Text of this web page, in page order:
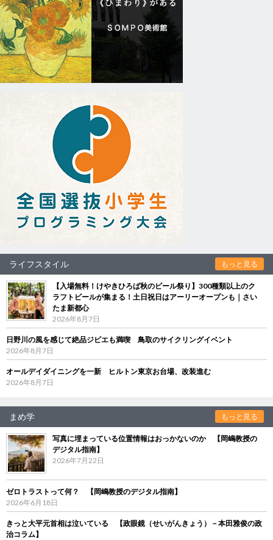
ライフスタイル もっと見る
【入場無料！けやきひろば秋のビール祭り】300種類以上のク
ラフトビールが集まる！土日祝日はアーリーオープンも｜さい
たま新都心
2026年8月7日
日野川の風を感じて絶品ジビエも満喫 鳥取のサイクリングイベント
2026年8月7日
オールデイダイニングを一新 ヒルトン東京お台場、改装進む
2026年8月7日
まめ学 もっと見る
写真に埋まっている位置情報はおっかないのか 【岡嶋教授の
デジタル指南】
2026年7月22日
ゼロトラストって何？ 【岡嶋教授のデジタル指南】
2026年6月18日
きっと大平元首相は泣いている 【政眼鏡（せいがんきょう）－本田雅俊の政
治コラム】